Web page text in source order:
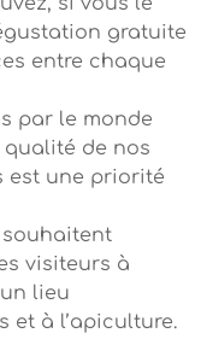
gratuite
entre chaque
par le monde
de nos
est une priorité
souhaitent
visiteurs à
lieu
et à l’apiculture.